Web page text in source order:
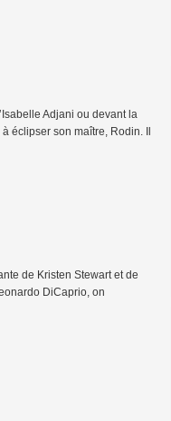
Adjani ou devant la
éclipser son maître, Rodin. Il
de Kristen Stewart et de
DiCaprio, on